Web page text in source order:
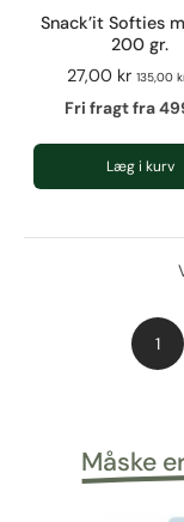
Snack’it Softies
200 gr.
27,00 kr 135,00
Fri fragt fra
Læg i kurv
1
Måske